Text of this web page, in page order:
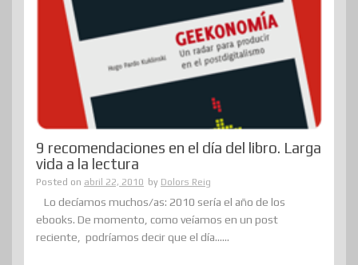
9 recomendaciones en el día del libro. Larga
vida a la lectura
Posted on abril 22, 2010 by Dolors Reig
Lo decíamos muchos/as: 2010 sería el año de los
ebooks. De momento, como veíamos en un post
reciente, podríamos decir que el día......